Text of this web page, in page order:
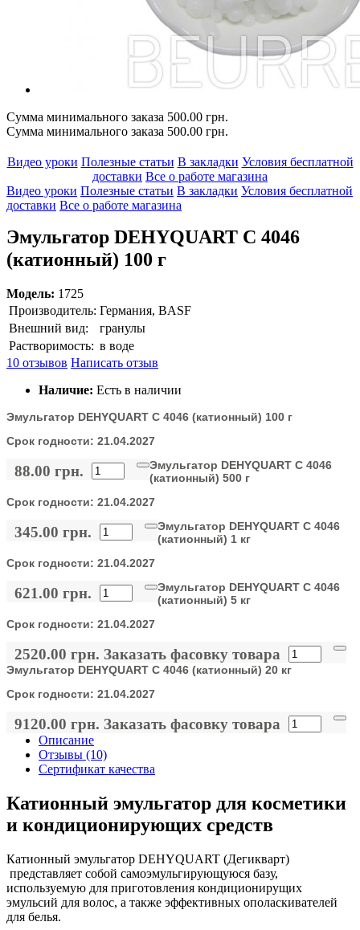
Сумма минимального заказа 500.00 грн.
Сумма минимального заказа 500.00 грн.
Видео уроки Полезные статьи В закладки Условия бесплатной
доставки Все о работе магазина
Видео уроки Полезные статьи В закладки Условия бесплатной
доставки Все о работе магазина
Эмульгатор DEHYQUART C 4046
(катионный) 100 г
Модель: 1725
Производитель: Германия, BASF
Внешний вид:
гранулы
Растворимость: в воде
10 отзывов Написать отзыв
Наличие: Есть в наличии
Эмульгатор DEHYQUART C 4046 (катионный) 100 г
Срок годности: 21.04.2027
88.00 грн.
Эмульгатор DEHYQUART C 4046
(катионный) 500 г
Срок годности: 21.04.2027
345.00 грн.
Эмульгатор DEHYQUART C 4046
(катионный) 1 кг
Срок годности: 21.04.2027
621.00 грн.
Эмульгатор DEHYQUART C 4046
(катионный) 5 кг
Срок годности: 21.04.2027
2520.00 грн. Заказать фасовку товара
Эмульгатор DEHYQUART C 4046 (катионный) 20 кг
Срок годности: 21.04.2027
9120.00 грн. Заказать фасовку товара
Описание
Отзывы (10)
Сертификат качества
Катионный эмульгатор для косметики
и кондиционирующих средств
Катионный эмульгатор DEHYQUART (Дегикварт)
представляет собой самоэмульгирующуюся базу,
используемую для приготовления кондиционирущих
эмульсий для волос, а также эффективных ополаскивателей
для белья.